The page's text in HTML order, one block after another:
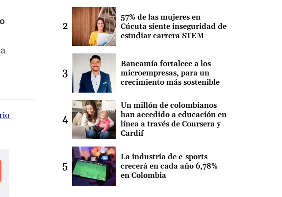
57% de las mujeres en
Cúcuta siente inseguridad de
estudiar carrera STEM
Bancamía fortalece a los
microempresas, para un
crecimiento más sostenible
Un millón de colombianos
han accedido a educación en
línea a través de Coursera y
Cardif
La industria de e-sports
crecerá en cada año 6,78%
en Colombia